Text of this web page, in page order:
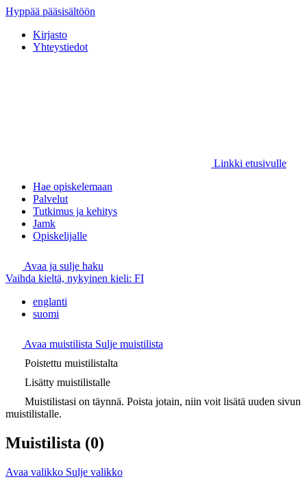
Hyppää pääsisältöön
Kirjasto
Yhteystiedot
Linkki etusivulle
Hae opiskelemaan
Palvelut
Tutkimus ja kehitys
Jamk
Opiskelijalle
Avaa ja sulje haku
Vaihda kieltä, nykyinen kieli: FI
englanti
suomi
Avaa muistilista Sulje muistilista
Poistettu muistilistalta
Lisätty muistilistalle
Muistilistasi on täynnä. Poista jotain, niin voit lisätä uuden sivun
muistilistalle.
Muistilista (0)
Avaa valikko Sulje valikko